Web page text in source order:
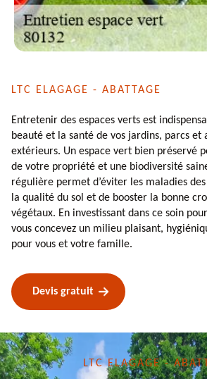
LTC ELAGAGE - ABATTAGE
Entretenir des espaces verts est
beauté et la santé de vos jardins, parcs et
extérieurs. Un espace vert bien préservé
de votre propriété et une biodiversité
régulière permet d’éviter les maladies
la qualité du sol et de booster la bonne
végétaux. En investissant dans ce soin
vous concevez un milieu plaisant,
pour vous et votre famille.
Devis gratuit
LTC ELAGAGE -